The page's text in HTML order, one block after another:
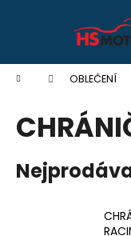
Domů OBLEČENÍ
í
Zpět
do
obchodu
Zpět
do
obchodu